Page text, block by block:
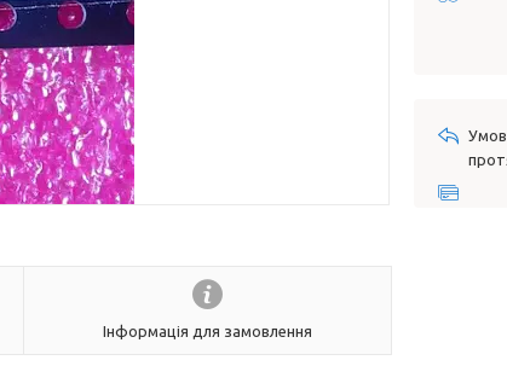
Інформація для замовлення